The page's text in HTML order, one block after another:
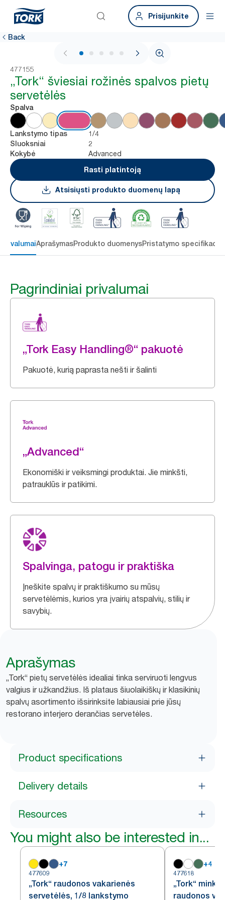
Prisijunkite
Back
1 / 6
477155
„Tork“ šviesiai rožinės spalvos pietų
servetėlės
Spalva
Lankstymo tipas 1/4
Sluoksniai 2
Kokybė
Advanced
Rasti platintoją
Atsisiųsti produkto duomenų lapą
AprašymasProdukto duomenysPristatymo
Pagrindiniai privalumai
„Tork Easy Handling®“ pakuotė
Pakuotė, kurią paprasta nešti ir šalinti
„Advanced“
Ekonomiški ir veiksmingi produktai. Jie minkšti,
patrauklūs ir patikimi.
Spalvinga, patogu ir praktiška
Įneškite spalvų ir praktiškumo su mūsų
servetėlėmis, kurios yra įvairių atspalvių, stilių ir
savybių.
Aprašymas
„Tork“ pietų servetėlės idealiai tinka serviruoti lengvus
valgius ir užkandžius. Iš plataus šiuolaikiškų ir klasikinių
spalvų asortimento išsirinksite labiausiai prie jūsų
restorano interjero derančias servetėles.
Product specifications
Delivery details
Resources
You might also be interested in...
+7
477609
„Tork“ raudonos vakarienės
servetėlės, 1/8 lankstymo
+4
477618
„Tork“
raudonos